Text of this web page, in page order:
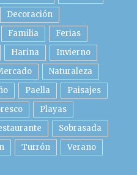
Decoración
Familia
Ferias
Harina
Invierno
Naturaleza
Paella
Paisajes
Playas
Sobrasada
Turrón Verano